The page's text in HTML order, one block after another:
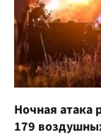
Ночная
179